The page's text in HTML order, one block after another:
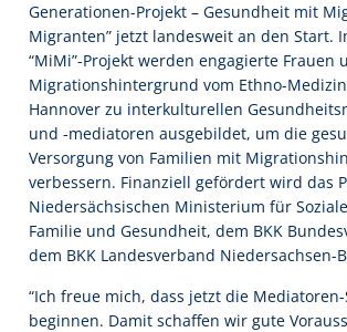
Generationen-Projekt – Gesundheit mit
Migranten” jetzt landesweit an den Start.
“MiMi”-Projekt werden engagierte Frauen
Migrationshintergrund vom Ethno-
Hannover zu interkulturellen
und -mediatoren ausgebildet, um die
Versorgung von Familien mit
verbessern. Finanziell gefördert wird das
Niedersächsischen Ministerium für
Familie und Gesundheit, dem BKK
dem BKK Landesverband Niedersachsen-
“Ich freue mich, dass jetzt die
beginnen. Damit schaffen wir gute